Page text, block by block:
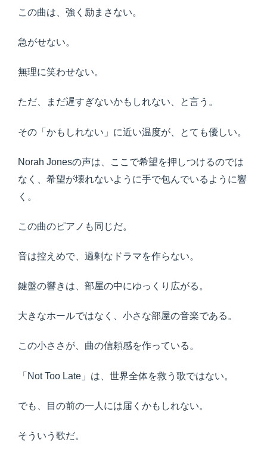
この曲は、強く励まさない。
急がせない。
無理に笑わせない。
ただ、まだ遅すぎないかもしれない、と言う。
その「かもしれない」に近い温度が、とても優しい。
Norah Jonesの声は、ここで希望を押しつけるのでは
なく、希望が壊れないように手で包んでいるように響
く。
この曲のピアノも同じだ。
音は控えめで、過剰なドラマを作らない。
鍵盤の響きは、部屋の中にゆっくり広がる。
大きなホールではなく、小さな部屋の音楽である。
この小ささが、曲の信頼感を作っている。
「Not Too Late」は、世界全体を救う歌ではない。
でも、目の前の一人には届くかもしれない。
そういう歌だ。